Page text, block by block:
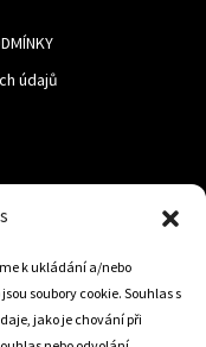
k ukládání a/nebo
soubory cookie. Souhlas s
jako je chování při
údajů